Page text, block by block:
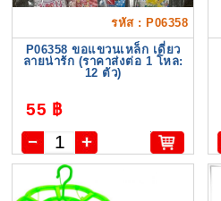
รหัส : P06358
P06358 ขอแขวนเหล็ก เดี่ยว
ลายน่ารัก (ราคาส่งต่อ 1 โหล:
12 ตัว)
55 ฿